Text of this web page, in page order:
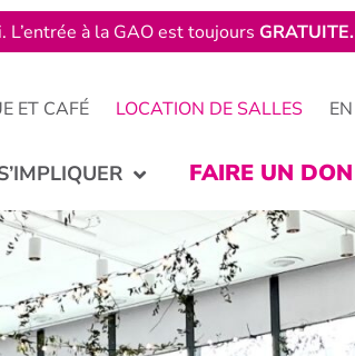
ET CAFÉ LOCATION DE SALLES EN
FAIRE UN DON
à la GAO est toujours GRATUITE.